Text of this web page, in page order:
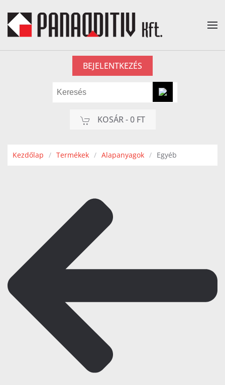
Fő tartalom átugrása
BEJELENTKEZÉS
KOSÁR -0 FT
Kezdőlap Termékek Alapanyagok Egyéb